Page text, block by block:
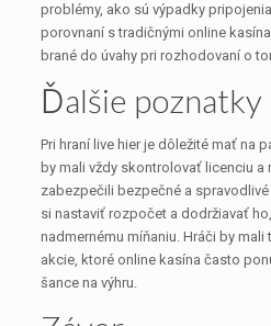
problémy, ako sú výpadky
porovnaní s tradičnými online
brané do úvahy pri rozhodovaní o
Ďalšie poznatky
Pri hraní live hier je dôležité mať na
by mali vždy skontrolovať licenciu a
zabezpečili bezpečné a
si nastaviť rozpočet a dodržiavať
nadmernému míňaniu. Hráči by
akcie, ktoré online kasína často
šance na výhru.